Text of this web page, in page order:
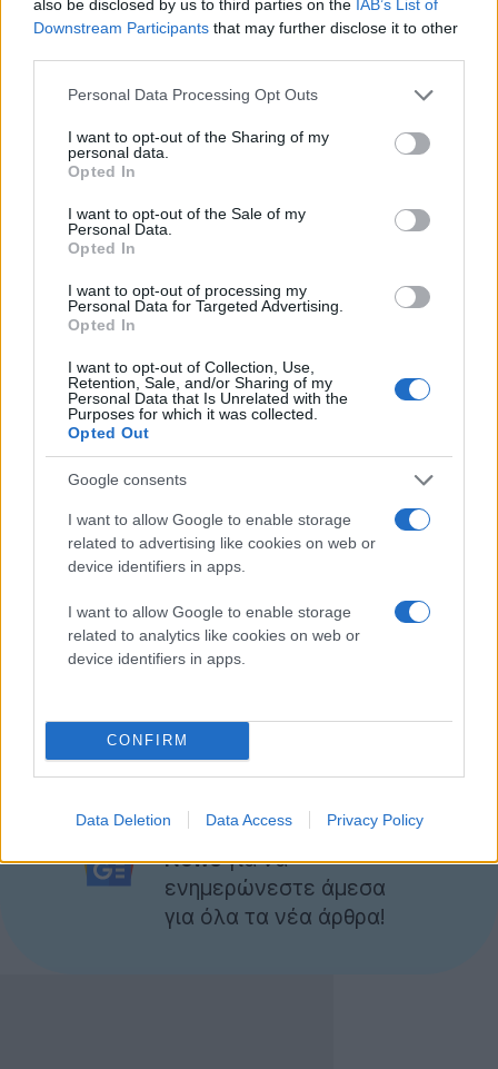
also be disclosed by us to third parties on the IAB’s List of
Downstream Participants that may further disclose it to other
Please note that this website/app uses one or more Google
not limited to your visit or usage behaviour. You may click to
grant or deny consent to Google and its third-party tags to
use your data for below specified purposes in below Google
consent section.
Personal Data Processing Opt Outs
I want to opt-out of the Sharing of my
personal data.
Opted In
I want to opt-out of the Sale of my
Personal Data.
Opted In
I want to opt-out of processing my
Personal Data for Targeted Advertising.
Opted In
I want to opt-out of Collection, Use,
Retention, Sale, and/or Sharing of my
Personal Data that Is Unrelated with the
Purposes for which it was collected.
Opted Out
Google consents
I want to allow Google to enable storage
related to advertising like cookies on web or
device identifiers in apps.
I want to allow Google to enable storage
related to analytics like cookies on web or
device identifiers in apps.
CONFIRM
Data Deletion Data Access Privacy Policy
Προς το παρόν δεν υπάρχει καμία πληροφορία
σχετικά με την ονομασία και τα τεχνικά
χαρακτηριστικά της συσκευής, αλλά οι φήμες λένε
ότι θα είναι το πρώτο πραγματικά premium
smartphone της εταιρείας που θα διαδεχτεί το
X900και θα διαθέτει επεξεργαστήIntel Clover Trail+
Πάντως, η Xolo θα πρέπει να αναθεωρήσει τις απόψεις
της σχετικά με το marketing, αφού όσο ισχυρό και
εντυπωσιακό αν είναι το "ταχύτερο smartphone στον
προσοχή του κοινού τη στιγμή που είναι γνωστό εδώ
και αρκετό καιρό ότι θα παρουσιαστεί η νέα
Techgear.gr στο Google
Newsγια να
ενημερώνεστε άμεσα
για όλα τα νέα άρθρα!